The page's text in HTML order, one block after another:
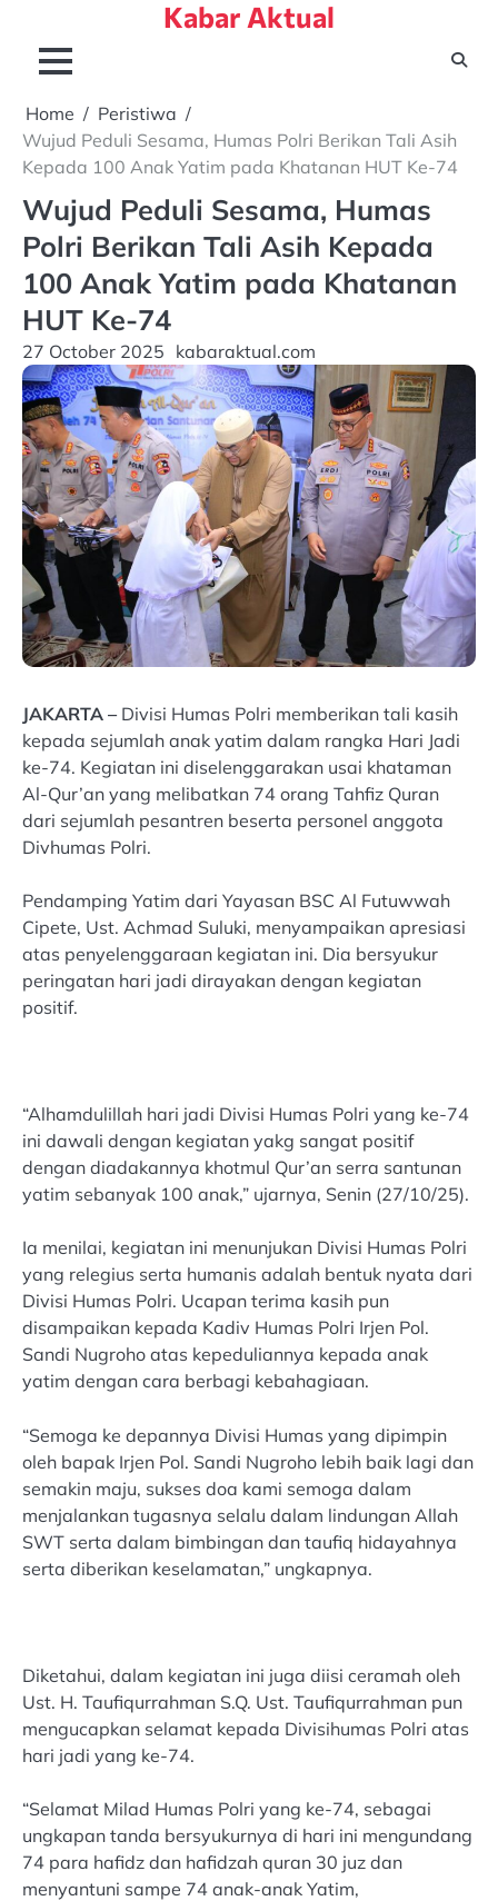
content
Kabar Aktual
Home
Peristiwa
Wujud Peduli Sesama, Humas Polri Berikan Tali Asih
Kepada 100 Anak Yatim pada Khatanan HUT Ke-74
Wujud Peduli Sesama, Humas
Polri Berikan Tali Asih Kepada
100 Anak Yatim pada Khatanan
HUT Ke-74
27 October 2025 kabaraktual.com
JAKARTA – Divisi Humas Polri memberikan tali kasih
kepada sejumlah anak yatim dalam rangka Hari Jadi
ke-74. Kegiatan ini diselenggarakan usai khataman
Al-Qur’an yang melibatkan 74 orang Tahfiz Quran
dari sejumlah pesantren beserta personel anggota
Divhumas Polri.
Pendamping Yatim dari Yayasan BSC Al Futuwwah
Cipete, Ust. Achmad Suluki, menyampaikan apresiasi
atas penyelenggaraan kegiatan ini. Dia bersyukur
peringatan hari jadi dirayakan dengan kegiatan
positif.
“Alhamdulillah hari jadi Divisi Humas Polri yang ke-74
ini dawali dengan kegiatan yakg sangat positif
dengan diadakannya khotmul Qur’an serra santunan
yatim sebanyak 100 anak,” ujarnya, Senin (27/10/25).
Ia menilai, kegiatan ini menunjukan Divisi Humas Polri
yang relegius serta humanis adalah bentuk nyata dari
Divisi Humas Polri. Ucapan terima kasih pun
disampaikan kepada Kadiv Humas Polri Irjen Pol.
Sandi Nugroho atas kepeduliannya kepada anak
yatim dengan cara berbagi kebahagiaan.
“Semoga ke depannya Divisi Humas yang dipimpin
oleh bapak Irjen Pol. Sandi Nugroho lebih baik lagi dan
semakin maju, sukses doa kami semoga dalam
menjalankan tugasnya selalu dalam lindungan Allah
SWT serta dalam bimbingan dan taufiq hidayahnya
serta diberikan keselamatan,” ungkapnya.
Diketahui, dalam kegiatan ini juga diisi ceramah oleh
Ust. H. Taufiqurrahman S.Q. Ust. Taufiqurrahman pun
mengucapkan selamat kepada Divisihumas Polri atas
hari jadi yang ke-74.
“Selamat Milad Humas Polri yang ke-74, sebagai
ungkapan tanda bersyukurnya di hari ini mengundang
74 para hafidz dan hafidzah quran 30 juz dan
menyantuni sampe 74 anak-anak Yatim,